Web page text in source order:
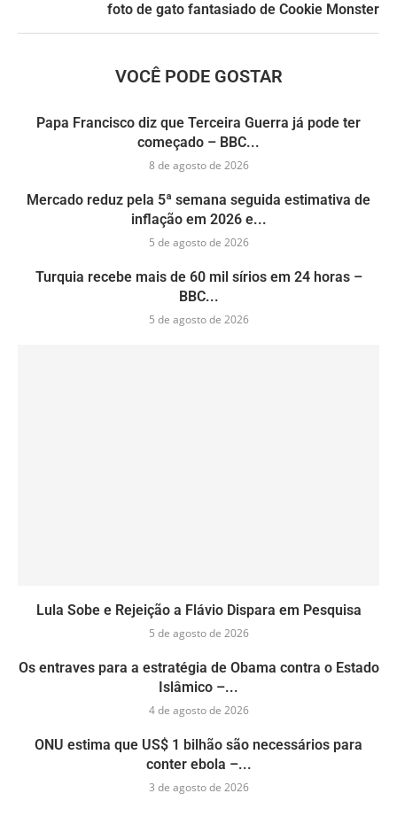
foto de gato fantasiado de Cookie Monster
VOCÊ PODE GOSTAR
Papa Francisco diz que Terceira Guerra já pode ter
começado – BBC...
8 de agosto de 2026
Mercado reduz pela 5ª semana seguida estimativa de
inflação em 2026 e...
5 de agosto de 2026
Turquia recebe mais de 60 mil sírios em 24 horas –
BBC...
5 de agosto de 2026
Lula Sobe e Rejeição a Flávio Dispara em Pesquisa
5 de agosto de 2026
Os entraves para a estratégia de Obama contra o Estado
Islâmico –...
4 de agosto de 2026
ONU estima que US$ 1 bilhão são necessários para
conter ebola –...
3 de agosto de 2026